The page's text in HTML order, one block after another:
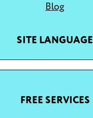
Blog
SITE LANGUAGE
FREE SERVICES